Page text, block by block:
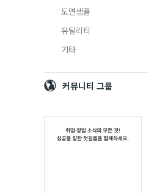
도면샘플
유틸리티
기타
커뮤니티 그룹